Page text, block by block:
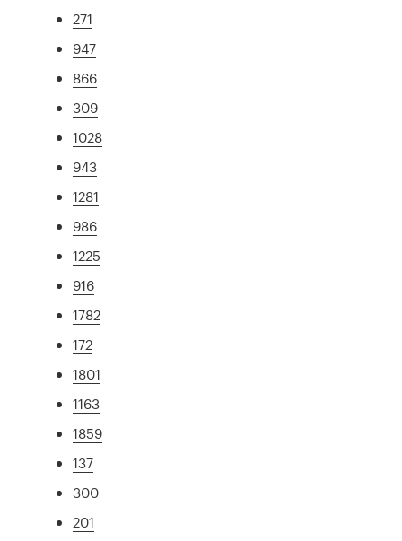
271
947
866
309
1028
943
1281
986
1225
916
1782
172
1801
1163
1859
137
300
201